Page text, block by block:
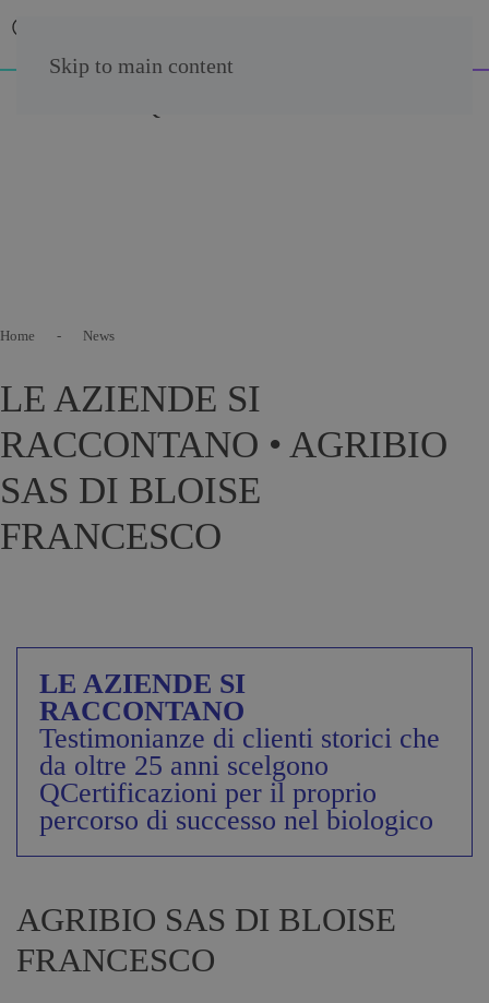
Skip to main content
Home News
LE AZIENDE SI
RACCONTANO • AGRIBIO
SAS DI BLOISE
FRANCESCO
LE AZIENDE SI
RACCONTANO
Testimonianze di clienti storici che
da oltre 25 anni scelgono
QCertificazioni per il proprio
percorso di successo nel biologico
AGRIBIO SAS DI BLOISE
FRANCESCO